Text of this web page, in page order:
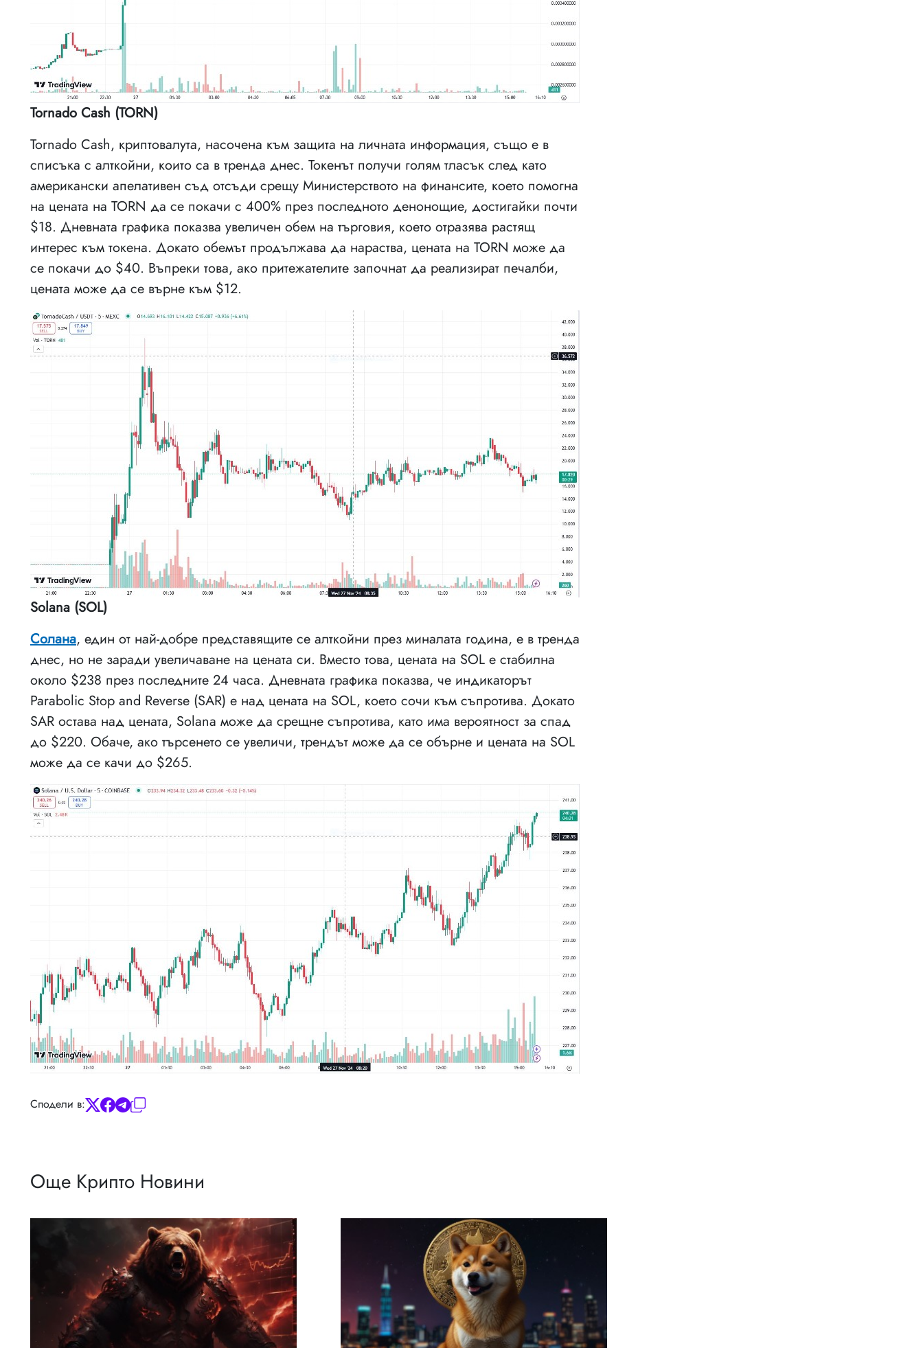
Tornado Cash (TORN)
Tornado Cash, криптовалута, насочена към защита на личната информация, също е в
списъка с алткойни, които са в тренда днес. Токенът получи голям тласък след като
американски апелативен съд отсъди срещу Министерството на финансите, което помогна
на цената на TORN да се покачи с 400% през последното денонощие, достигайки почти
$18. Дневната графика показва увеличен обем на търговия, което отразява растящ
интерес към токена. Докато обемът продължава да нараства, цената на TORN може да
се покачи до $40. Въпреки това, ако притежателите започнат да реализират печалби,
цената може да се върне към $12.
Solana (SOL)
Солана, един от най-добре представящите се алткойни през миналата година, е в тренда
днес, но не заради увеличаване на цената си. Вместо това, цената на SOL е стабилна
около $238 през последните 24 часа. Дневната графика показва, че индикаторът
Parabolic Stop and Reverse (SAR) е над цената на SOL, което сочи към съпротива. Докато
SAR остава над цената, Solana може да срещне съпротива, като има вероятност за спад
до $220. Обаче, ако търсенето се увеличи, трендът може да се обърне и цената на SOL
може да се качи до $265.
Сподели в:
Още Крипто Новини